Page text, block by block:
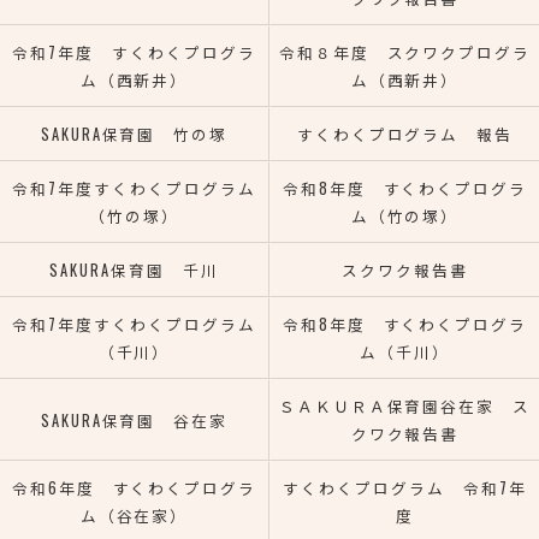
令和7年度 すくわくプログラ
ム（西新井）
令和８年度 スクワクプログラ
ム（西新井）
SAKURA保育園 竹の塚 すくわくプログラム 報告
令和7年度すくわくプログラム
（竹の塚）
令和8年度 すくわくプログラ
ム（竹の塚）
SAKURA保育園 千川 スクワク報告書
令和7年度すくわくプログラム
（千川）
令和8年度 すくわくプログラ
ム（千川）
SAKURA保育園 谷在家
ＳＡＫＵＲＡ保育園谷在家 ス
クワク報告書
令和6年度 すくわくプログラ
ム（谷在家）
すくわくプログラム 令和7年
度